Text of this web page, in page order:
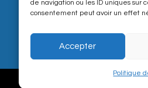
de navigation ou les ID uniques sur
consentement peut avoir un effet
Accepter
Politique